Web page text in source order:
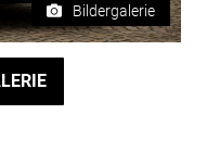
Bildergalerie